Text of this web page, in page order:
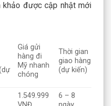
khảo được cập nhật mới
Giá gửi
hàng đi
Mỹ nhanh
chóng
Thời gian
giao hàng
(dự kiến)
1.549.999
6 – 8